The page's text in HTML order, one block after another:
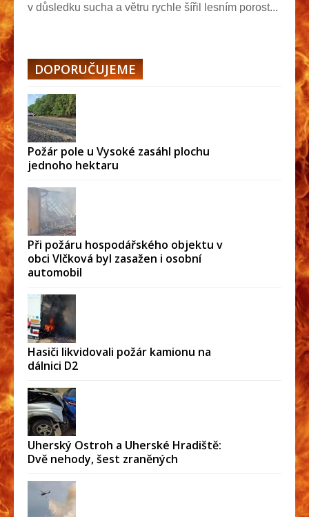
v důsledku sucha a větru rychle šířil lesním porost...
DOPORUČUJEME
Požár pole u Vysoké zasáhl plochu
jednoho hektaru
Při požáru hospodářského objektu v
obci Vlčková byl zasažen i osobní
automobil
Hasiči likvidovali požár kamionu na
dálnici D2
Uherský Ostroh a Uherské Hradiště:
Dvě nehody, šest zraněných